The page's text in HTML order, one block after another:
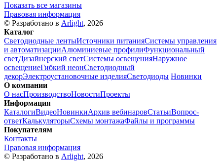
Показать все магазины
Правовая информация
© Разработано в Arlight, 2026
Каталог
Светодиодные лентыИсточники питанияСистемы управления
и автоматизацииАлюминиевые профилиФункциональный
светДизайнерский светСистемы освещенияНаружное
освещениеГибкий неонСветодиодный
декорЭлектроустановочные изделияСветодиоды Новинки
О компании
О насПроизводствоНовостиПроекты
Информация
КаталогиВидеоНовинкиАрхив вебинаровСтатьиВопрос-
ответКалькуляторыСхемы монтажаФайлы и программы
Покупателям
Контакты
Правовая информация
© Разработано в Arlight, 2026